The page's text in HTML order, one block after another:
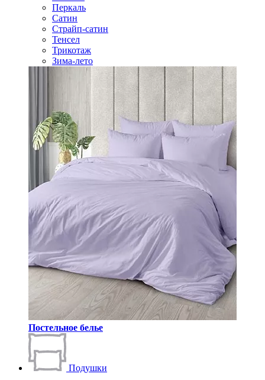
Перкаль
Сатин
Страйп-сатин
Тенсел
Трикотаж
Зима-лето
Постельное белье
Подушки